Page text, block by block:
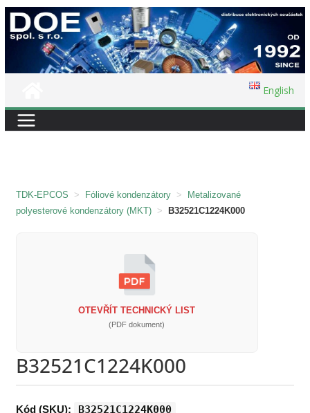
Přeskočit
na
English
TDK-EPCOS > Fóliové kondenzátory >
Metalizované
polyesterové kondenzátory (MKT) > B32521C1224K000
OTEVŘÍT TECHNICKÝ LIST
(PDF dokument)
B32521C1224K000
Kód (SKU): B32521C1224K000